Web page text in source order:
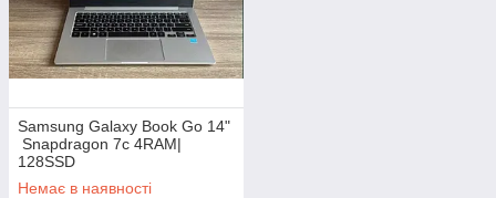
Samsung Galaxy Book Go 14"
Snapdragon 7c 4RAM|
128SSD
Немає в наявності